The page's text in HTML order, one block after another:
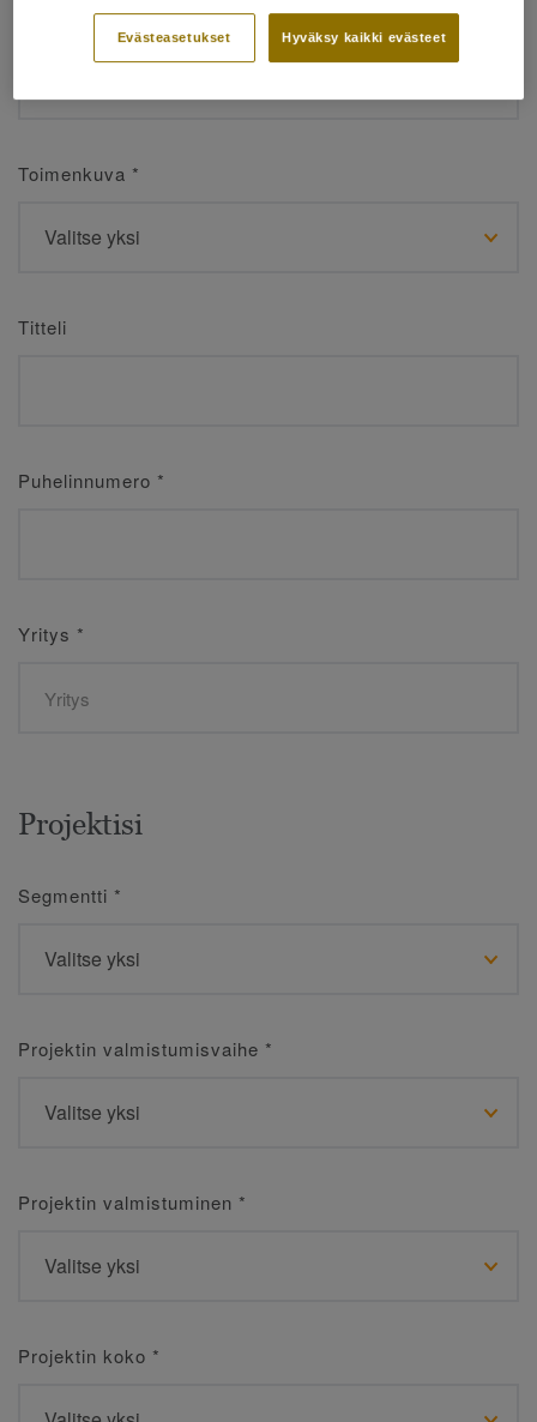
Sukunimi*
Toimenkuva *
Titteli
Puhelinnumero *
Yritys *
Projektisi
Segmentti *
Projektin valmistumisvaihe *
Projektin valmistuminen *
Projektin koko *
Hyväksy kaikki evästeet
Evästeasetukset